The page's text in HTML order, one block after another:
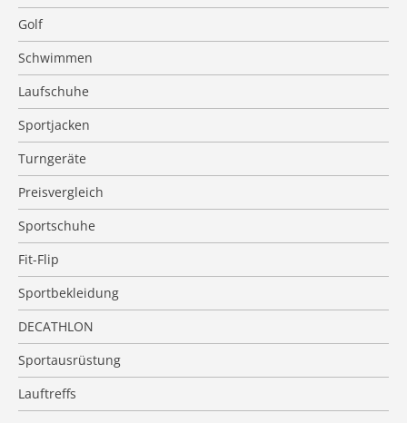
Golf
Schwimmen
Laufschuhe
Sportjacken
Turngeräte
Preisvergleich
Sportschuhe
Fit-Flip
Sportbekleidung
DECATHLON
Sportausrüstung
Lauftreffs